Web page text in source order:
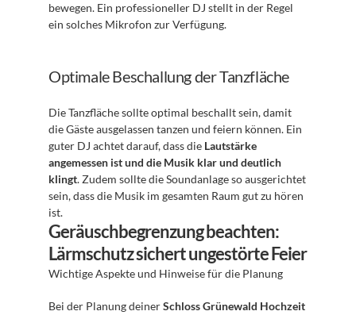
bewegen. Ein professioneller DJ stellt in der Regel
ein solches Mikrofon zur Verfügung.
Optimale Beschallung der Tanzfläche
Die Tanzfläche sollte optimal beschallt sein, damit
die Gäste ausgelassen tanzen und feiern können. Ein
guter DJ achtet darauf, dass die Lautstärke
angemessen ist und die Musik klar und deutlich
klingt. Zudem sollte die Soundanlage so ausgerichtet
sein, dass die Musik im gesamten Raum gut zu hören
ist.
Geräuschbegrenzung beachten:
Lärmschutz sichert ungestörte Feier
Wichtige Aspekte und Hinweise für die Planung
Bei der Planung deiner Schloss Grünewald Hochzeit